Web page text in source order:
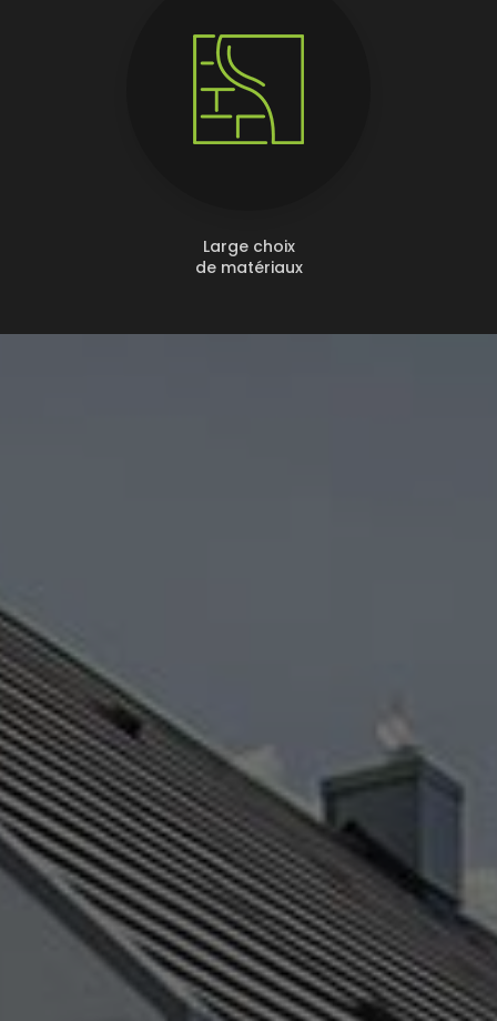
Large choix
de matériaux